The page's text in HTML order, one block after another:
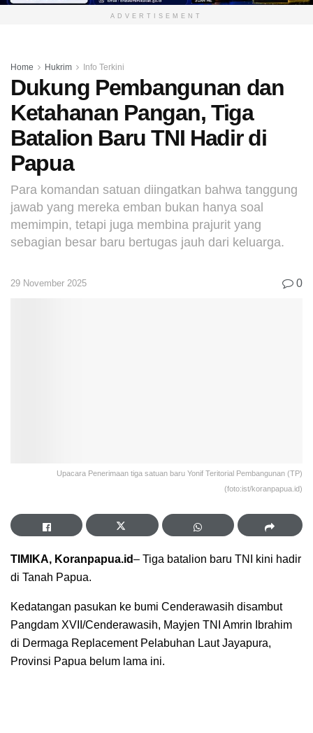
ADVERTISEMENT
Home Hukrim Info Terkini
Dukung Pembangunan dan
Ketahanan Pangan, Tiga
Batalion Baru TNI Hadir di
Papua
Para komandan satuan diingatkan bahwa tanggung
jawab yang mereka emban bukan hanya soal
memimpin, tetapi juga membina prajurit yang
sebagian besar baru bertugas jauh dari keluarga.
29 November 2025 0
Upacara Penerimaan tiga satuan baru Yonif Teritorial Pembangunan (TP)
(foto:ist/koranpapua.id)
TIMIKA, Koranpapua.id– Tiga batalion baru TNI kini hadir
di Tanah Papua.
Kedatangan pasukan ke bumi Cenderawasih disambut
Pangdam XVII/Cenderawasih, Mayjen TNI Amrin Ibrahim
di Dermaga Replacement Pelabuhan Laut Jayapura,
Provinsi Papua belum lama ini.